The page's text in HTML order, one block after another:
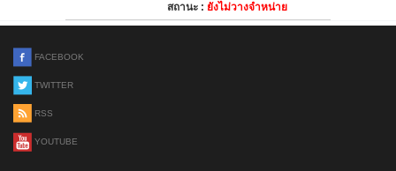
สถานะ : ยังไม่วางจำหน่าย
FACEBOOK
TWITTER
RSS
YOUTUBE